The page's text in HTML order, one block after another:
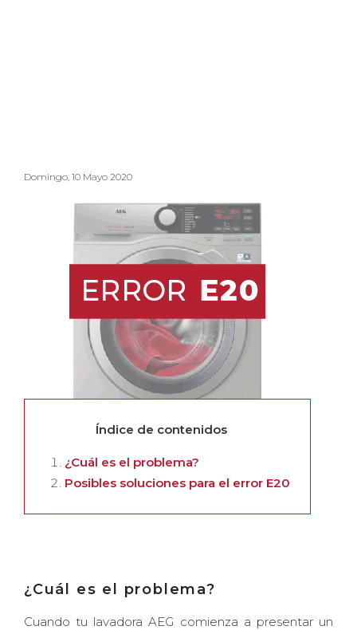
Domingo, 10 Mayo 2020
Índice de contenidos
¿Cuál es el problema?
Posibles soluciones para el error E20
¿Cuál es el problema?
Cuando tu lavadora AEG comienza a presentar un